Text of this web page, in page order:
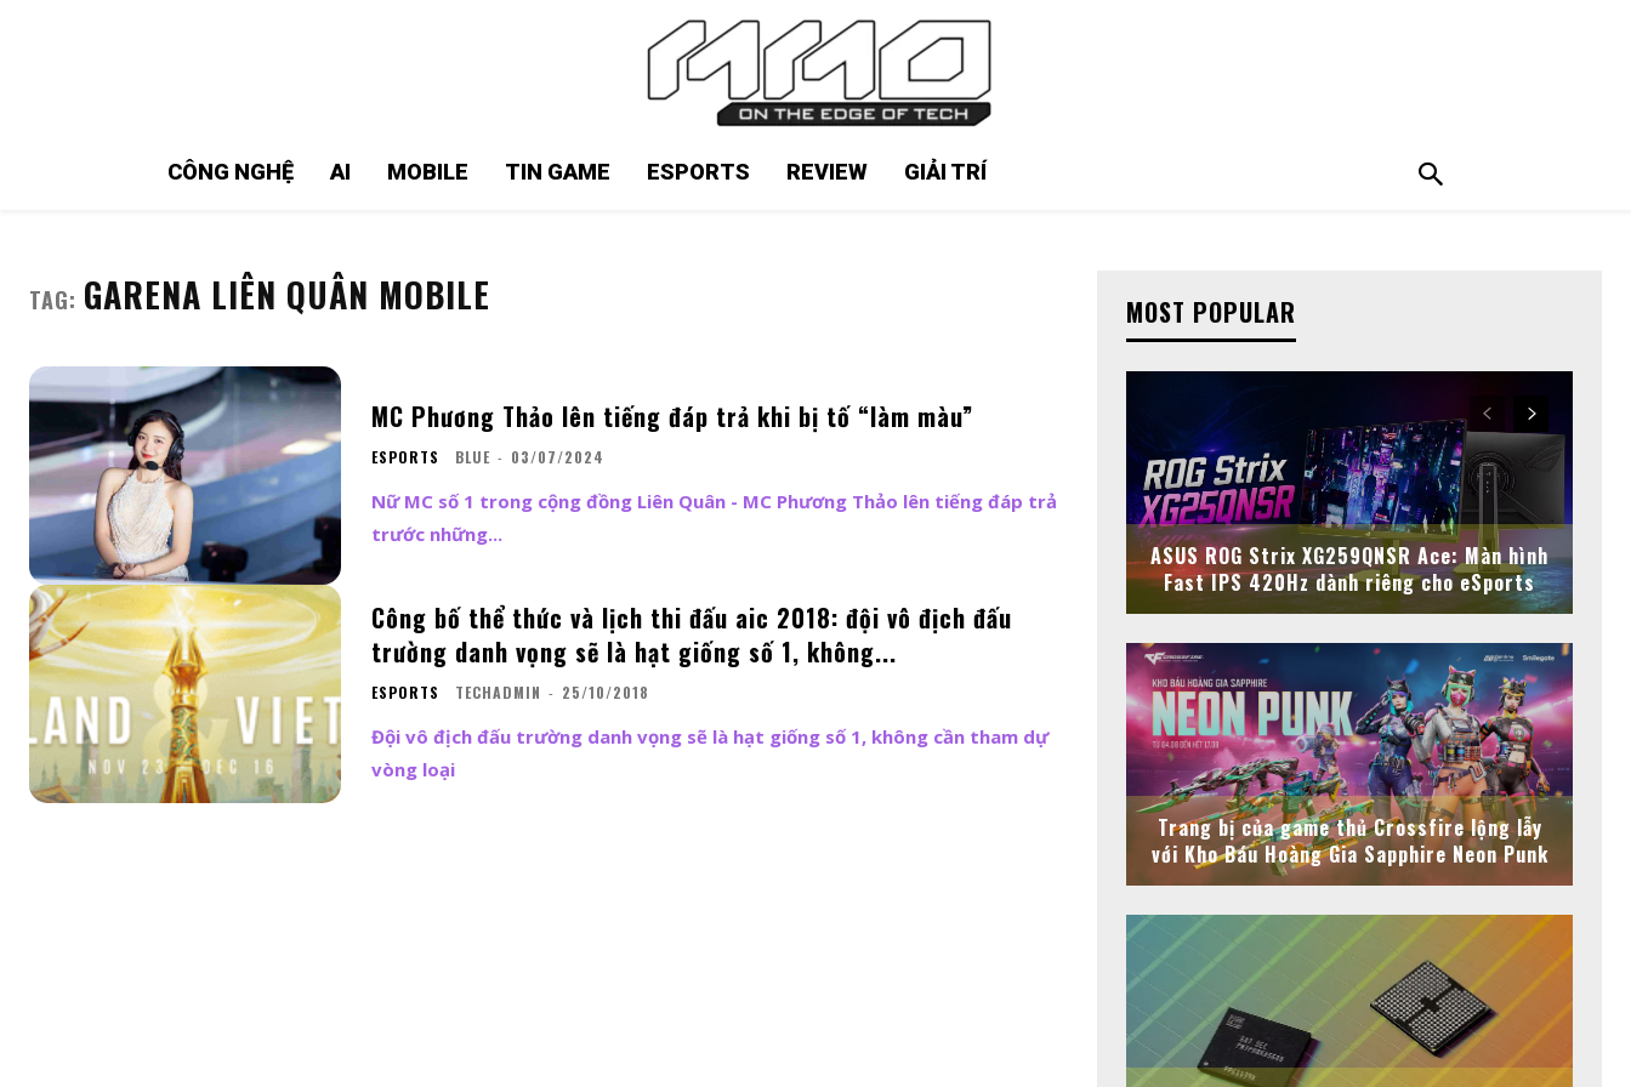
CÔNG NGHỆ AI MOBILE TIN GAME ESPORTS REVIEW GIẢI TRÍ
TAG: GARENA LIÊN QUÂN MOBILE
MC Phương Thảo lên tiếng đáp trả khi bị tố “làm màu”
ESPORTS BLUE - 03/07/2024
Nữ MC số 1 trong cộng đồng Liên Quân - MC Phương Thảo lên tiếng đáp trả
trước những...
Công bố thể thức và lịch thi đấu aic 2018: đội vô địch đấu
trường danh vọng sẽ là hạt giống số 1, không...
ESPORTS TECHADMIN - 25/10/2018
Đội vô địch đấu trường danh vọng sẽ là hạt giống số 1, không cần tham dự
vòng loại
MOST POPULAR
ASUS ROG Strix XG259QNSR Ace: Màn hình
Fast IPS 420Hz dành riêng cho eSports
Trang bị của game thủ Crossfire lộng lẫy
với Kho Báu Hoàng Gia Sapphire Neon Punk